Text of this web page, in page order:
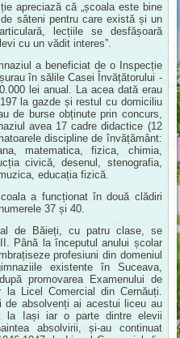
apreciază că „școala este bine
săteni pentru care există și un
lecțiile se desfășoară
cu un vădit interes”.
a beneficiat de o Inspecție
în sălile Casei Învățătorului -
lei anual. La acea dată erau
la gazde și restul cu domiciliu
de burse obținute prin concurs,
avea 17 cadre didactice (12
discipline de învățământ:
matematica, fizica, chimia,
civică, desenul, stenografia,
educația fizică.
a funcționat în două clădiri
37 și 40.
Băieți, cu patru clase, se
Până la începutul anului școlar
profesiuni din domeniul
existente în Suceava,
promovarea Examenului de
la Licel Comercial din Cernăuți.
de absolvenți ai acestui liceu au
la Iași iar o parte dintre elevii
absolvirii, și-au continuat